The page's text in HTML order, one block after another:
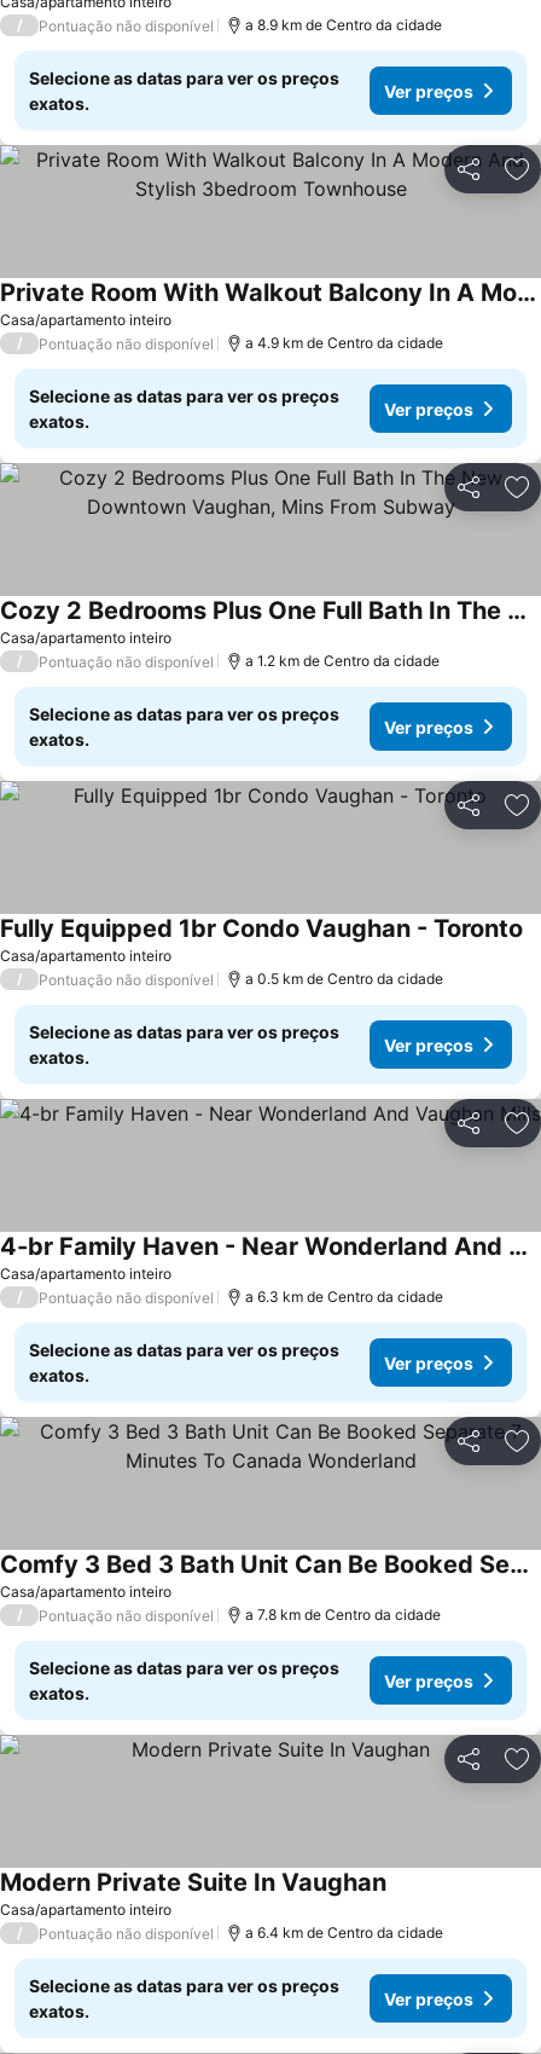
/
Pontuação não disponível a 8.9 km de Centro da cidade
Selecione as datas para ver os preços
exatos.
Ver preços
Partilhar
Casa/apartamento inteiro
Private Room With Walkout Balcony In A Modern And Stylish 3bedroom Townhouse
/ Pontuação não disponível a 4.9 km de Centro da cidade
Selecione as datas para ver os preços
exatos.
Ver preços
Partilhar
Casa/apartamento inteiro
Cozy 2 Bedrooms Plus One Full Bath In The New Downtown Vaughan, Mins From Subway
/ Pontuação não disponível a 1.2 km de Centro da cidade
Selecione as datas para ver os preços
exatos.
Ver preços
Partilhar
Casa/apartamento inteiro
Fully Equipped 1br Condo Vaughan - Toronto
/ Pontuação não disponível a 0.5 km de Centro da cidade
Selecione as datas para ver os preços
exatos.
Ver preços
Partilhar
Casa/apartamento inteiro
4-br Family Haven - Near Wonderland And Vaughan Mills
/ Pontuação não disponível a 6.3 km de Centro da cidade
Selecione as datas para ver os preços
exatos.
Ver preços
Partilhar
Casa/apartamento inteiro
Comfy 3 Bed 3 Bath Unit Can Be Booked Separate 7 Minutes To Canada Wonderland
/ Pontuação não disponível a 7.8 km de Centro da cidade
Selecione as datas para ver os preços
exatos.
Ver preços
Partilhar
Casa/apartamento inteiro
Modern Private Suite In Vaughan
/ Pontuação não disponível a 6.4 km de Centro da cidade
Selecione as datas para ver os preços
exatos.
Ver preços